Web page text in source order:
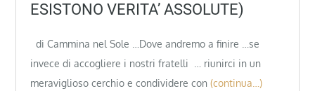
ESISTONO VERITA’ ASSOLUTE)
di Cammina nel Sole …Dove andremo a finire …se
invece di accogliere i nostri fratelli … riunirci in un
meraviglioso cerchio e condividere con (continua…)